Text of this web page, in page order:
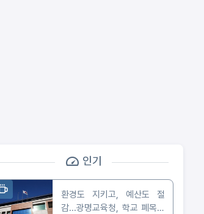
인기
환경도 지키고, 예산도 절
감...광명교육청, 학교 폐목재